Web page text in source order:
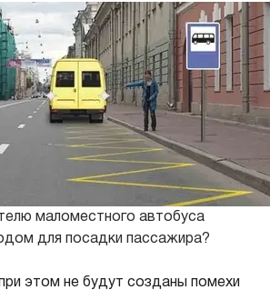
маломестного автобуса
для посадки пассажира?
этом не будут созданы помехи